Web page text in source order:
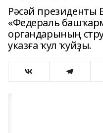
Рәсәй
«Федераль
органдарының
указға ҡул ҡуйҙы.